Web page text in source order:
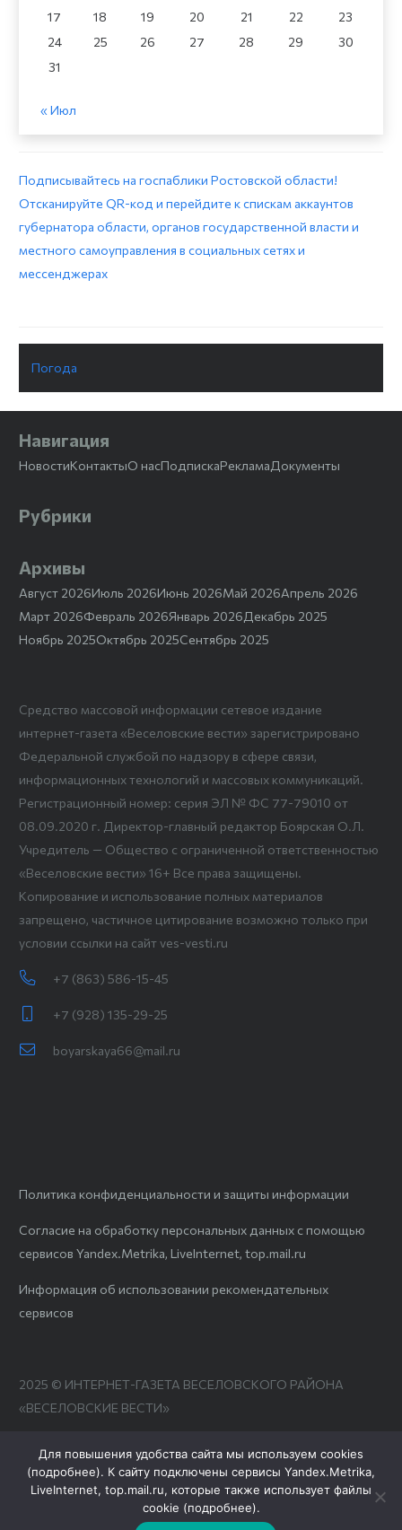
17
18 19 20 21 22
23
24
25 26 27 28 29
30
31
« Июл
Подписывайтесь на госпаблики Ростовской области!
Отсканируйте QR-код и перейдите к спискам аккаунтов
губернатора области, органов государственной власти и
местного самоуправления в социальных сетях и
мессенджерах
Погода
Навигация
НовостиКонтактыО насПодпискаРекламаДокументы
Рубрики
Архивы
Август 2026Июль 2026Июнь 2026Май 2026Апрель 2026
Март 2026Февраль 2026Январь 2026Декабрь 2025
Ноябрь 2025Октябрь 2025Сентябрь 2025
Средство массовой информации сетевое издание
интернет-газета «Веселовские вести» зарегистрировано
Федеральной службой по надзору в сфере связи,
информационных технологий и массовых коммуникаций.
Регистрационный номер: серия ЭЛ № ФС 77-79010 от
08.09.2020 г. Директор-главный редактор Боярская О.Л.
Учредитель — Общество с ограниченной ответственностью
«Веселовские вести» 16+ Все права защищены.
Копирование и использование полных материалов
запрещено, частичное цитирование возможно только при
условии ссылки на сайт ves-vesti.ru
+7 (863) 586-15-45
+7 (928) 135-29-25
boyarskaya66@mail.ru
Политика конфиденциальности и защиты информации
Согласие на обработку персональных данных с помощью
сервисов Yandex.Metrika, LiveInternet, top.mail.ru
Информация об использовании рекомендательных
сервисов
2025 © ИНТЕРНЕТ-ГАЗЕТА ВЕСЕЛОВСКОГО РАЙОНА
«ВЕСЕЛОВСКИЕ ВЕСТИ»
Для повышения удобства сайта мы используем cookies
(подробнее). К сайту подключены сервисы Yandex.Metrika,
LiveInternet, top.mail.ru, которые также использует файлы
cookie (подробнее).